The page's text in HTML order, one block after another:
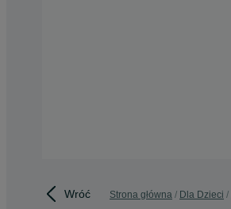
Wróć Strona główna Dla Dzieci